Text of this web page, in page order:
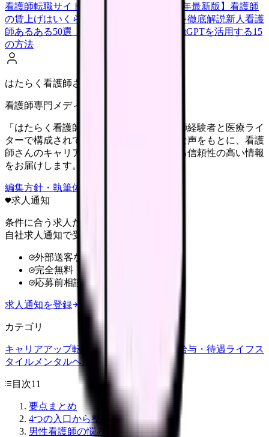
看護師転職サイトランキングTOP5【2026年最新版】 看護師
の賃上げはいくら？2026年度の最新情報を徹底解説新人看護
師あるある50選【共感必至】
看護師がChatGPTを活用する15
の方法
はたらく看護師さん編集部
看護師専門メディア
「はたらく看護師さん」編集部は、看護師経験者と医療ライ
ターで構成されています。現場のリアルな声をもとに、看護
師さんのキャリア・転職・働き方に関する信頼性の高い情報
をお届けします。
編集方針・執筆体制・監修体制を見る
求人通知
条件に合う求人だけ
自社求人通知で受け取る
外部送客なし
完全無料
応募前相談OK
求人通知を登録
カテゴリ
キャリアアップ転職ガイド 職場環境給与・待遇ライフス
タイル メンタルヘルス 看護師
目次11
要点まとめ
4つの入口から整理する
男性看護師の悩み